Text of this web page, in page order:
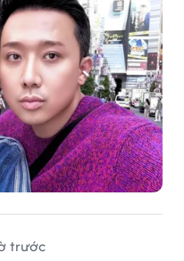
trước